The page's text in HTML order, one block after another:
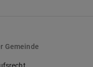
Gemeinde